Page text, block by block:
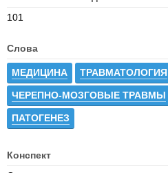
101
Слова
МЕДИЦИНА ТРАВМАТОЛОГИЯ
ЧЕРЕПНО-МОЗГОВЫЕ ТРАВМЫ
ПАТОГЕНЕЗ
Конспект